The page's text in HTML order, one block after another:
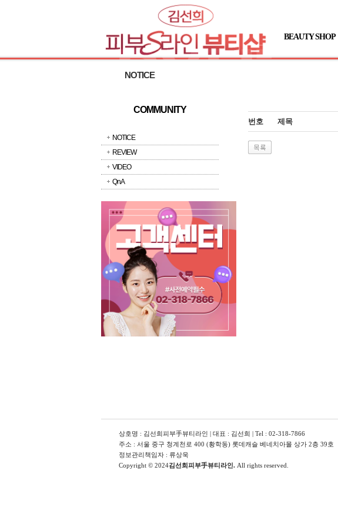
BEAUTY SHOP
NOTICE
COMMUNITY
NOTICE
REVIEW
VIDEO
QnA
번호 제목
상호명 : 김선희피부手뷰티라인 | 대표 : 김선희 | Tel : 02-318-7866
주소 : 서울 중구 청계천로 400 (황학동) 롯데캐슬 베네치아몰 상가 2층 39호
정보관리책임자 : 류상욱
Copyright © 2024김선희피부手뷰티라인. All rights reserved.